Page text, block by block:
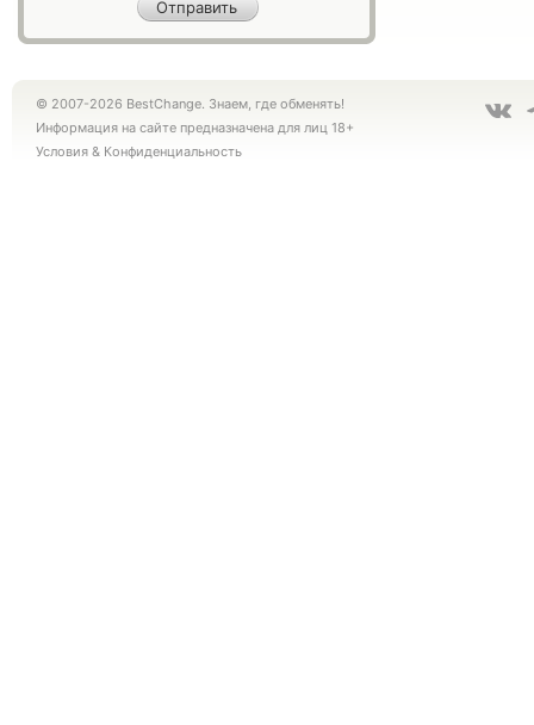
© 2007-2026 BestChange. Знаем, где обменять!
Информация на сайте предназначена для лиц 18+
Условия & Конфиденциальность